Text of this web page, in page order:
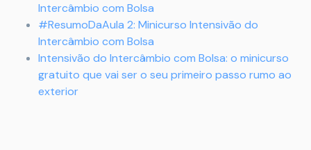
Intercâmbio com Bolsa
#ResumoDaAula 2: Minicurso Intensivão do
Intercâmbio com Bolsa
Intensivão do Intercâmbio com Bolsa: o minicurso
gratuito que vai ser o seu primeiro passo rumo ao
exterior